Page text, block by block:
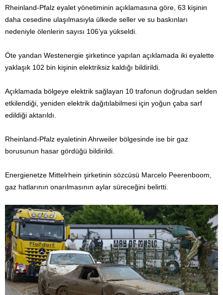
Rheinland-Pfalz eyalet yönetiminin açıklamasına göre, 63 kişinin
daha cesedine ulaşılmasıyla ülkede seller ve su baskınları
nedeniyle ölenlerin sayısı 106’ya yükseldi.
Öte yandan Westenergie şirketince yapılan açıklamada iki eyalette
yaklaşık 102 bin kişinin elektriksiz kaldığı bildirildi.
Açıklamada bölgeye elektrik sağlayan 10 trafonun doğrudan selden
etkilendiği, yeniden elektrik dağıtılabilmesi için yoğun çaba sarf
edildiği aktarıldı.
Rheinland-Pfalz eyaletinin Ahrweiler bölgesinde ise bir gaz
borusunun hasar gördüğü bildirildi.
Energienetze Mittelrhein şirketinin sözcüsü Marcelo Peerenboom,
gaz hatlarının onarılmasının aylar süreceğini belirtti.